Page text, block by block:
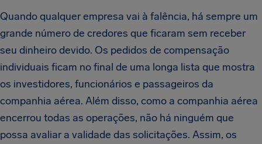
Quando qualquer empresa vai à falência, há sempre um
grande número de credores que ficaram sem receber
seu dinheiro devido. Os pedidos de compensação
individuais ficam no final de uma longa lista que mostra
os investidores, funcionários e passageiros da
companhia aérea. Além disso, como a companhia aérea
encerrou todas as operações, não há ninguém que
possa avaliar a validade das solicitações. Assim, os